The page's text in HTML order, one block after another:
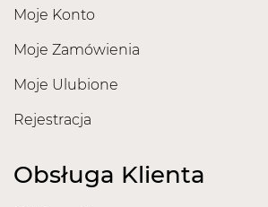
Moje Konto
Moje Zamówienia
Moje Ulubione
Rejestracja
Obsługa Klienta